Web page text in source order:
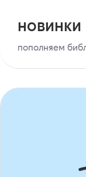
пополняем